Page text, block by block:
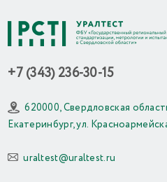
+7 (343) 236-30-15
620000, Свердловская
Екатеринбург, ул.
uraltest@uraltest.ru